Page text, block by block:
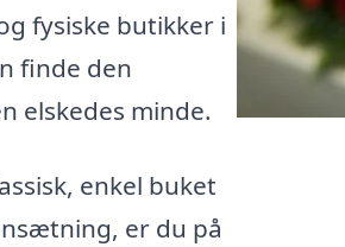
fysiske butikker i
finde den
elskedes minde.
enkel buket
er du på